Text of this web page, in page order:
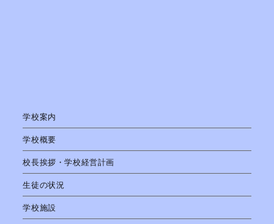
学校案内
学校概要
校長挨拶・学校経営計画
生徒の状況
学校施設